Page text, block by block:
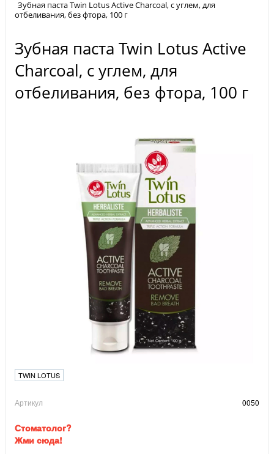
Зубная паста Twin Lotus Active Charcoal, с углем, для
отбеливания, без фтора, 100 г
Зубная паста Twin Lotus Active
Charcoal, с углем, для
отбеливания, без фтора, 100 г
TWIN LOTUS
Артикул 0050
Стоматолог?
Жми сюда!